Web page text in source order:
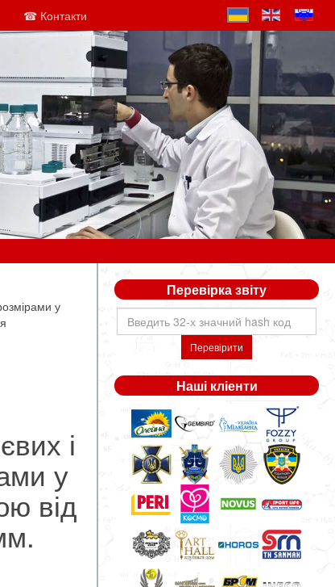
☎ Контакти
у
і
у
від
Перевірка звіту
Перевірити
Наші кліенти